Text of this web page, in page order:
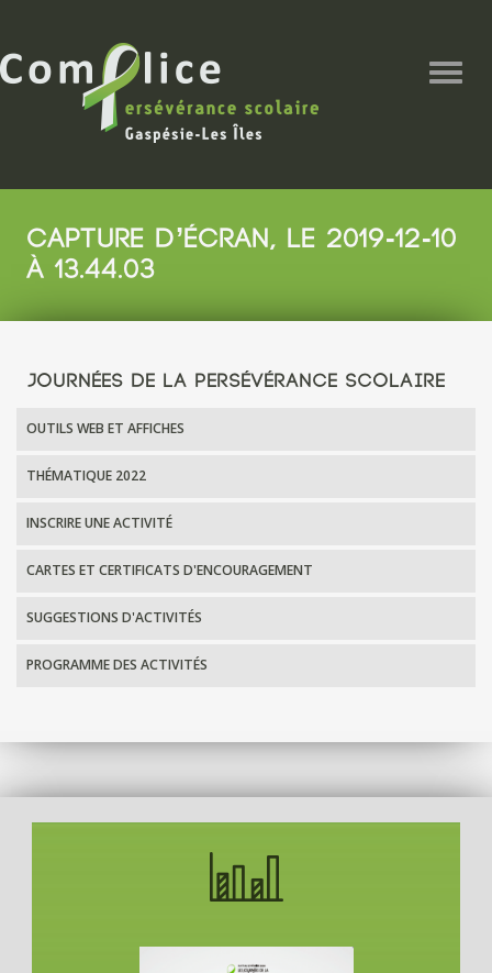
CAPTURE D’ÉCRAN, LE 2019-12-10
À 13.44.03
JOURNÉES DE LA PERSÉVÉRANCE SCOLAIRE
OUTILS WEB ET AFFICHES
THÉMATIQUE 2022
INSCRIRE UNE ACTIVITÉ
CARTES ET CERTIFICATS D'ENCOURAGEMENT
SUGGESTIONS D'ACTIVITÉS
PROGRAMME DES ACTIVITÉS